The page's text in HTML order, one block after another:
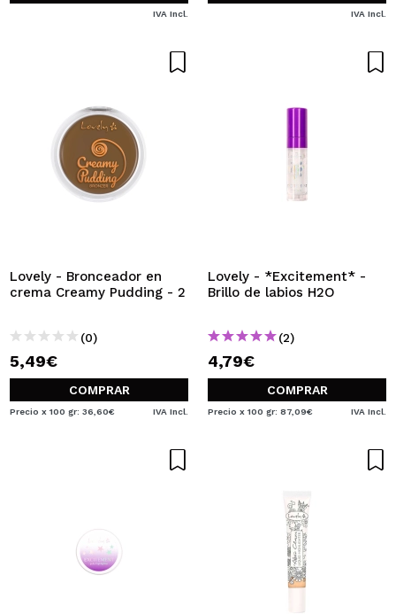
IVA Incl. IVA Incl.
Lovely - Bronceador en
crema Creamy Pudding - 2
(0)
5,49€
COMPRAR
Precio x 100 gr: 36,60€ IVA Incl.
Lovely - *Excitement* -
Brillo de labios H2O
(2)
4,79€
COMPRAR
Precio x 100 gr: 87,09€ IVA Incl.